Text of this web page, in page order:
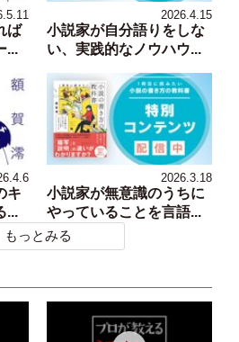
ば
...
2026.4.15
小説家が自分語りをしな
い、実践的なノウハウ...
キ
...
2026.3.18
小説家が無意識のうちに
やっていることを言語...
もっとみる